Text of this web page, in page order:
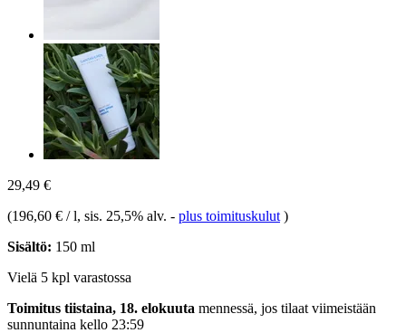
29,49 €
(196,60 € / l, sis. 25,5% alv. - plus toimituskulut )
Sisältö: 150 ml
Vielä 5 kpl varastossa
Toimitus tiistaina, 18. elokuuta mennessä, jos tilaat viimeistään
sunnuntaina kello 23:59